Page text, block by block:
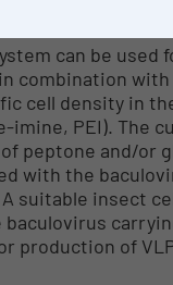
can be
combination
cell density in
PEI). The
peptone and/or
with the
suitable insect
production of